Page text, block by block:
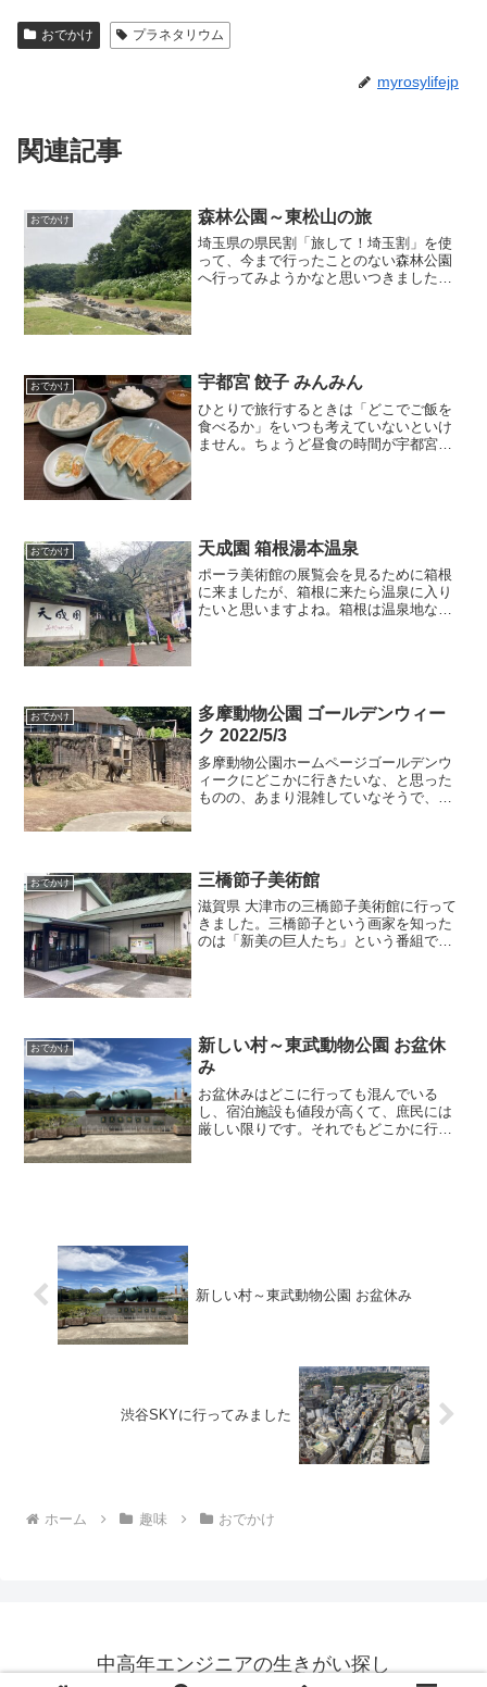
おでかけ プラネタリウム
myrosylifejp
関連記事
おでかけ 森林公園～東松山の旅
埼玉県の県民割「旅して！埼玉割」を使
って、今まで行ったことのない森林公園
へ行ってみようかなと思いつきました。
おでかけ 宇都宮 餃子 みんみん
ひとりで旅行するときは「どこでご飯を
食べるか」をいつも考えていないといけ
ません。ちょうど昼食の時間が宇都宮だ
おでかけ 天成園 箱根湯本温泉
ポーラ美術館の展覧会を見るために箱根
に来ましたが、箱根に来たら温泉に入り
たいと思いますよね。箱根は温泉地なの
おでかけ
多摩動物公園 ゴールデンウィー
ク 2022/5/3
多摩動物公園ホームページゴールデンウ
ィークにどこかに行きたいな、と思った
ものの、あまり混雑していなそうで、か
え、ここで上野動物園に行っ...
おでかけ 三橋節子美術館
滋賀県 大津市の三橋節子美術館に行って
きました。三橋節子という画家を知った
のは「新美の巨人たち」という番組で見
おでかけ
新しい村～東武動物公園 お盆休
み
お盆休みはどこに行っても混んでいる
し、宿泊施設も値段が高くて、庶民には
厳しい限りです。それでもどこかに行け
新しい村～東武動物公園 お盆休み
渋谷SKYに行ってみました
ホーム 趣味 おでかけ
中高年エンジニアの生きがい探し